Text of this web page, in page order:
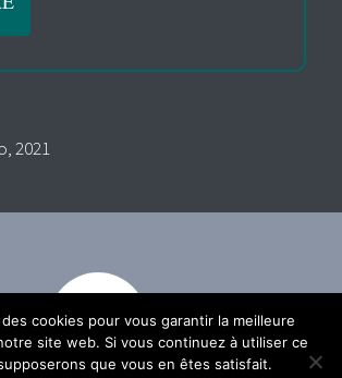
2021
cookies pour vous garantir la meilleure
site web. Si vous continuez à utiliser ce
que vous en êtes satisfait.